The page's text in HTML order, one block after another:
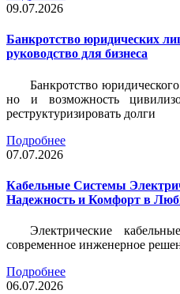
09.07.2026
Банкротство юридических
руководство для бизнеса
Банкротство
но и возможность
реструктуризировать долги
Подробнее
07.07.2026
Кабельные Системы
Надежность и Комфорт в
Электрические
современное инженерное
Подробнее
06.07.2026